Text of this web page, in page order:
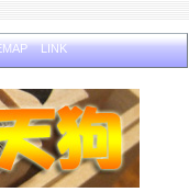
LINK